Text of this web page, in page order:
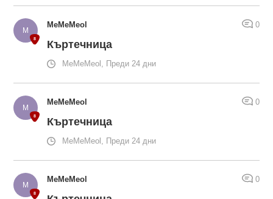
MeMeMeol 0
Къртечница
MeMeMeol, Преди 24 дни
MeMeMeol 0
Къртечница
MeMeMeol, Преди 24 дни
MeMeMeol 0